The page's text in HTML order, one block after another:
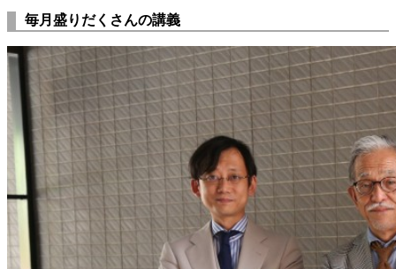
毎月盛りだくさんの講義